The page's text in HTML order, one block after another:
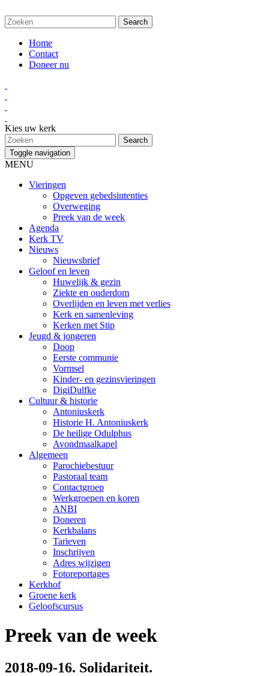
Home
Contact
Doneer nu
Kies uw kerk
Toggle navigation
MENU
Vieringen
Opgeven gebedsintenties
Overweging
Preek van de week
Agenda
Kerk TV
Nieuws
Nieuwsbrief
Geloof en leven
Huwelijk & gezin
Ziekte en ouderdom
Overlijden en leven met verlies
Kerk en samenleving
Kerken met Stip
Jeugd & jongeren
Doop
Eerste communie
Vormsel
Kinder- en gezinsvieringen
DigiDulfke
Cultuur & historie
Antoniuskerk
Historie H. Antoniuskerk
De heilige Odulphus
Avondmaalkapel
Algemeen
Parochiebestuur
Pastoraal team
Contactgroep
Werkgroepen en koren
ANBI
Doneren
Kerkbalans
Tarieven
Inschrijven
Adres wijzigen
Fotoreportages
Kerkhof
Groene kerk
Geloofscursus
Preek van de week
2018-09-16. Solidariteit.